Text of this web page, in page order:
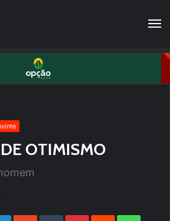
OTIMISMO
LinkedIn StumbleUpon Tumblr Pinterest Reddit